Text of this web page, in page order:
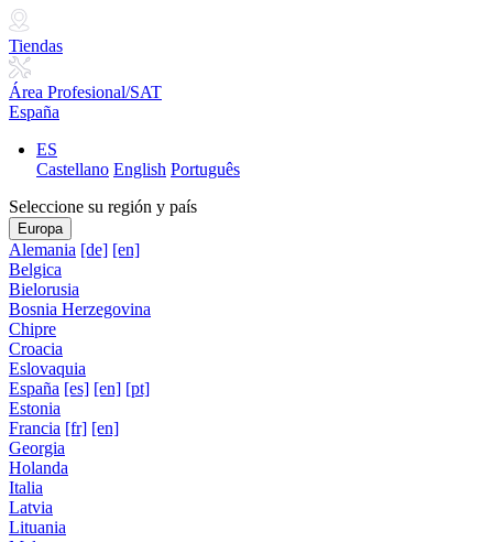
Tiendas
Área Profesional/SAT
España
ES
Castellano English Português
Seleccione su región y país
Europa
Alemania [de] [en]
Belgica
Bielorusia
Bosnia Herzegovina
Chipre
Croacia
Eslovaquia
España [es] [en] [pt]
Estonia
Francia [fr] [en]
Georgia
Holanda
Italia
Latvia
Lituania